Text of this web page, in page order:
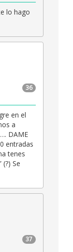
lo hago
36
en el
a
DAME
entradas
tenes
Se
37